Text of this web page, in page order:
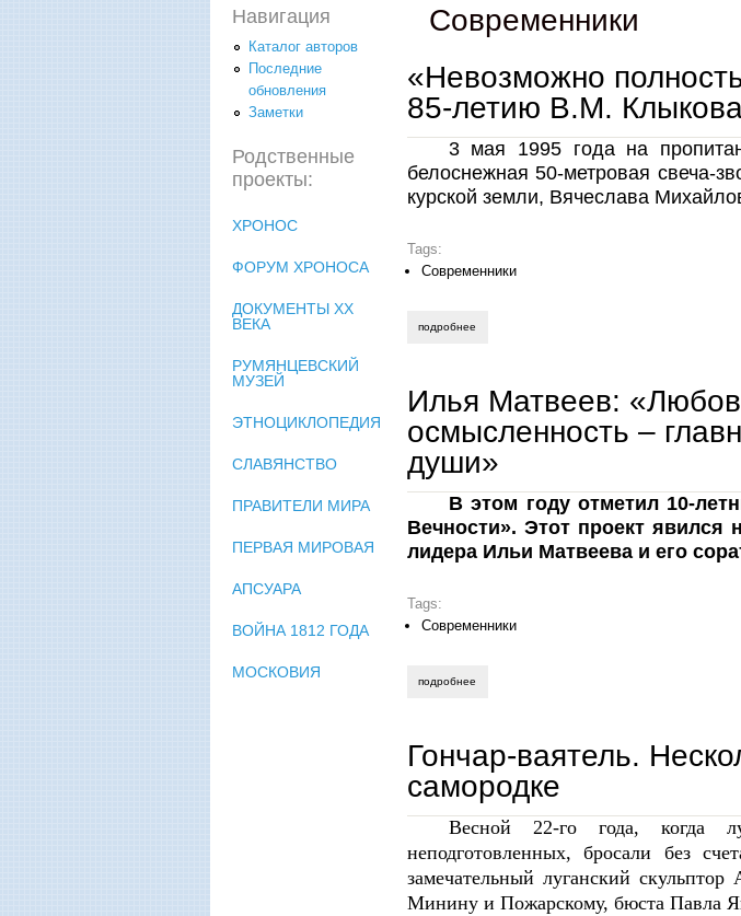
Современники
«Невозможно
85-летию В.М.
3 мая 1995 года на
белоснежная 50-метровая свеча-
курской земли, Вячеслава
Tags:
Современники
подробнее
Илья Матвеев:
осмысленность –
души»
В этом году отметил 10-
Вечности». Этот проект явился
лидера Ильи Матвеева и его
Tags:
Современники
подробнее
Гончар-ваятель.
самородке
Весной 22-го года, когда
неподготовленных, бросали без
замечательный луганский
Минину и Пожарскому, бюста Павла
Навигация
Каталог авторов
Последние
обновления
Заметки
Родственные
проекты:
ХРОНОС
ФОРУМ ХРОНОСА
ДОКУМЕНТЫ XX
ВЕКА
РУМЯНЦЕВСКИЙ
МУЗЕЙ
ЭТНОЦИКЛОПЕДИЯ
СЛАВЯНСТВО
ПРАВИТЕЛИ МИРА
ПЕРВАЯ МИРОВАЯ
АПСУАРА
ВОЙНА 1812 ГОДА
МОСКОВИЯ